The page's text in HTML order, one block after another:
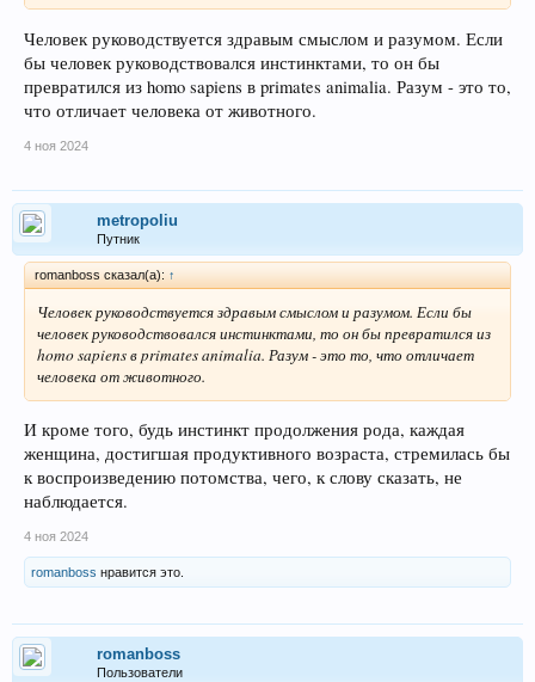
Человек руководствуется здравым смыслом и разумом. Если
бы человек руководствовался инстинктами, то он бы
превратился из homo sapiens в primates animalia. Разум - это то,
что отличает человека от животного.
4 ноя 2024
metropoliu
Путник
romanboss сказал(а): ↑
Человек руководствуется здравым смыслом и разумом. Если бы
человек руководствовался инстинктами, то он бы превратился из
homo sapiens в primates animalia. Разум - это то, что отличает
человека от животного.
И кроме того, будь инстинкт продолжения рода, каждая
женщина, достигшая продуктивного возраста, стремилась бы
к воспроизведению потомства, чего, к слову сказать, не
наблюдается.
4 ноя 2024
romanboss нравится это.
romanboss
Пользователи